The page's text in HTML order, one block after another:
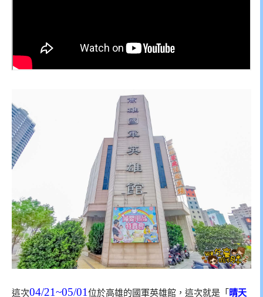
這次04/21~05/01 位於高雄的國軍英雄館，這次就是「 晴天